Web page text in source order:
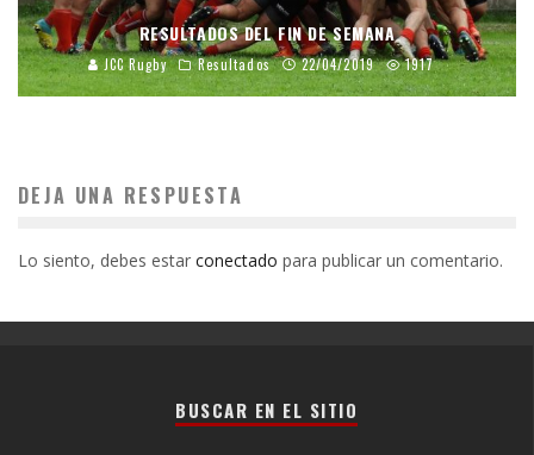
RESULTADOS DEL FIN DE SEMANA
JCC Rugby Resultados 22/04/2019 1917
DEJA UNA RESPUESTA
Lo siento, debes estar conectado para publicar un comentario.
BUSCAR EN EL SITIO